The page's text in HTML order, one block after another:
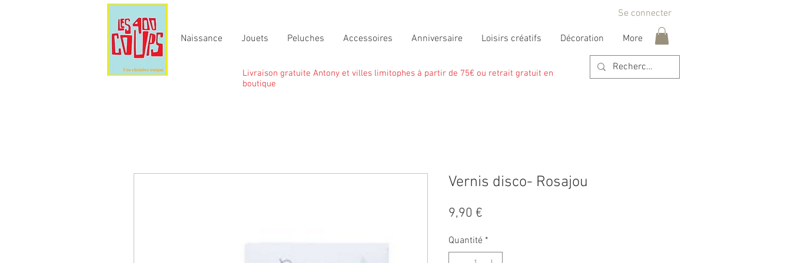
Se connecter
Naissance Jouets Peluches Accessoires Anniversaire Loisirs créatifs Décoration More
Livraison gratuite Antony et villes limitophes à partir de 75€ ou retrait gratuit en
boutique
Vernis disco- Rosajou
9,90 €
Quantité *